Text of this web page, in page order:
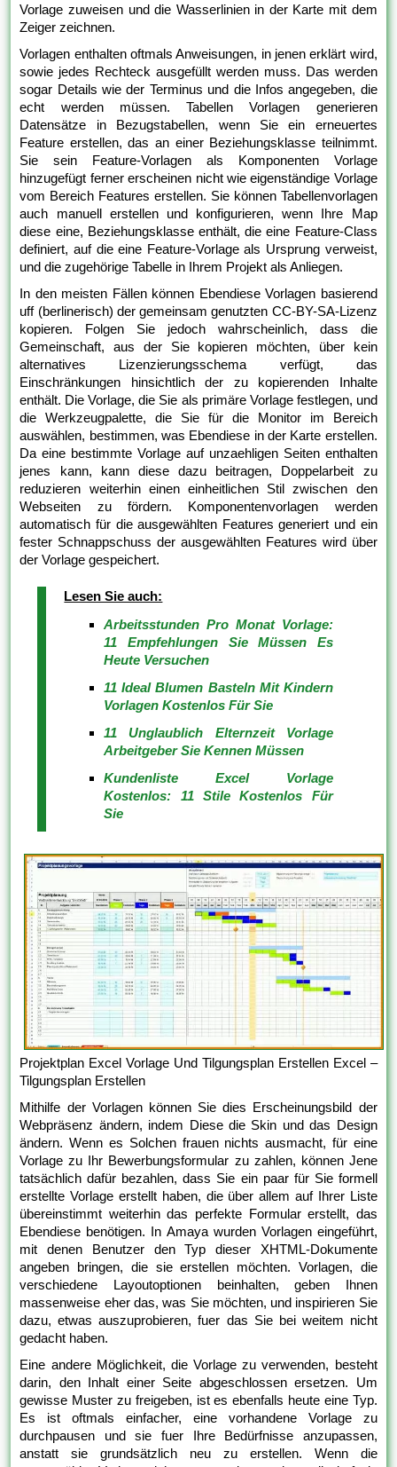
Vorlage zuweisen und die Wasserlinien in der Karte mit dem
Zeiger zeichnen.
Vorlagen enthalten oftmals Anweisungen, in jenen erklärt wird,
sowie jedes Rechteck ausgefüllt werden muss. Das werden
sogar Details wie der Terminus und die Infos angegeben, die
echt werden müssen. Tabellen Vorlagen generieren
Datensätze in Bezugstabellen, wenn Sie ein erneuertes
Feature erstellen, das an einer Beziehungsklasse teilnimmt.
Sie sein Feature-Vorlagen als Komponenten Vorlage
hinzugefügt ferner erscheinen nicht wie eigenständige Vorlage
vom Bereich Features erstellen. Sie können Tabellenvorlagen
auch manuell erstellen und konfigurieren, wenn Ihre Map
diese eine, Beziehungsklasse enthält, die eine Feature-Class
definiert, auf die eine Feature-Vorlage als Ursprung verweist,
und die zugehörige Tabelle in Ihrem Projekt als Anliegen.
In den meisten Fällen können Ebendiese Vorlagen basierend
uff (berlinerisch) der gemeinsam genutzten CC-BY-SA-Lizenz
kopieren. Folgen Sie jedoch wahrscheinlich, dass die
Gemeinschaft, aus der Sie kopieren möchten, über kein
alternatives Lizenzierungsschema verfügt, das
Einschränkungen hinsichtlich der zu kopierenden Inhalte
enthält. Die Vorlage, die Sie als primäre Vorlage festlegen, und
die Werkzeugpalette, die Sie für die Monitor im Bereich
auswählen, bestimmen, was Ebendiese in der Karte erstellen.
Da eine bestimmte Vorlage auf unzaehligen Seiten enthalten
jenes kann, kann diese dazu beitragen, Doppelarbeit zu
reduzieren weiterhin einen einheitlichen Stil zwischen den
Webseiten zu fördern. Komponentenvorlagen werden
automatisch für die ausgewählten Features generiert und ein
fester Schnappschuss der ausgewählten Features wird über
der Vorlage gespeichert.
Lesen Sie auch:
Arbeitsstunden Pro Monat Vorlage:
11 Empfehlungen Sie Müssen Es
Heute Versuchen
11 Ideal Blumen Basteln Mit Kindern
Vorlagen Kostenlos Für Sie
11 Unglaublich Elternzeit Vorlage
Arbeitgeber Sie Kennen Müssen
Kundenliste Excel Vorlage
Kostenlos: 11 Stile Kostenlos Für
Sie
Projektplan Excel Vorlage Und Tilgungsplan Erstellen Excel –
Tilgungsplan Erstellen
Mithilfe der Vorlagen können Sie dies Erscheinungsbild der
Webpräsenz ändern, indem Diese die Skin und das Design
ändern. Wenn es Solchen frauen nichts ausmacht, für eine
Vorlage zu Ihr Bewerbungsformular zu zahlen, können Jene
tatsächlich dafür bezahlen, dass Sie ein paar für Sie formell
erstellte Vorlage erstellt haben, die über allem auf Ihrer Liste
übereinstimmt weiterhin das perfekte Formular erstellt, das
Ebendiese benötigen. In Amaya wurden Vorlagen eingeführt,
mit denen Benutzer den Typ dieser XHTML-Dokumente
angeben bringen, die sie erstellen möchten. Vorlagen, die
verschiedene Layoutoptionen beinhalten, geben Ihnen
massenweise eher das, was Sie möchten, und inspirieren Sie
dazu, etwas auszuprobieren, fuer das Sie bei weitem nicht
gedacht haben.
Eine andere Möglichkeit, die Vorlage zu verwenden, besteht
darin, den Inhalt einer Seite abgeschlossen ersetzen. Um
gewisse Muster zu freigeben, ist es ebenfalls heute eine Typ.
Es ist oftmals einfacher, eine vorhandene Vorlage zu
durchpausen und sie fuer Ihre Bedürfnisse anzupassen,
anstatt sie grundsätzlich neu zu erstellen. Wenn die